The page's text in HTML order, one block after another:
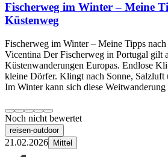
Fischerweg im Winter – Meine
Küstenweg
Fischerweg im Winter – Meine Tipps
Vicentina Der Fischerweg in Portugal gilt
Küstenwanderungen Europas. Endlose
kleine Dörfer. Klingt nach Sonne, Salzluft
Im Winter kann sich diese Weitwanderung
Noch nicht bewertet
reisen-outdoor
21.02.2026 Mittel